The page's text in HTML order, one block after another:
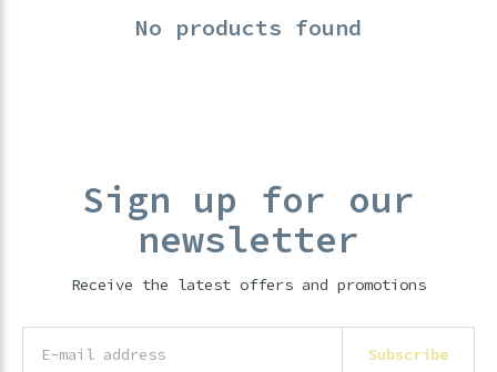
No products found
Sign up for our
newsletter
Receive the latest offers and promotions
Subscribe